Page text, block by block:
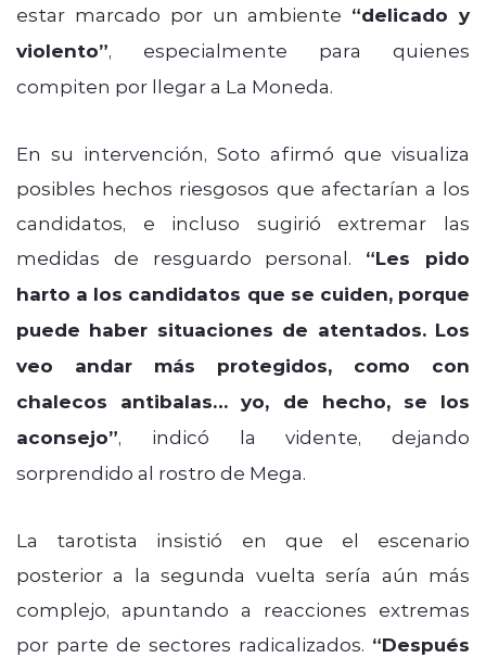
estar marcado por un ambiente “delicado y
violento”, especialmente para quienes
compiten por llegar a La Moneda.
En su intervención, Soto afirmó que visualiza
posibles hechos riesgosos que afectarían a los
candidatos, e incluso sugirió extremar las
medidas de resguardo personal. “Les pido
harto a los candidatos que se cuiden, porque
puede haber situaciones de atentados. Los
veo andar más protegidos, como con
chalecos antibalas… yo, de hecho, se los
aconsejo”, indicó la vidente, dejando
sorprendido al rostro de Mega.
La tarotista insistió en que el escenario
posterior a la segunda vuelta sería aún más
complejo, apuntando a reacciones extremas
por parte de sectores radicalizados. “Después